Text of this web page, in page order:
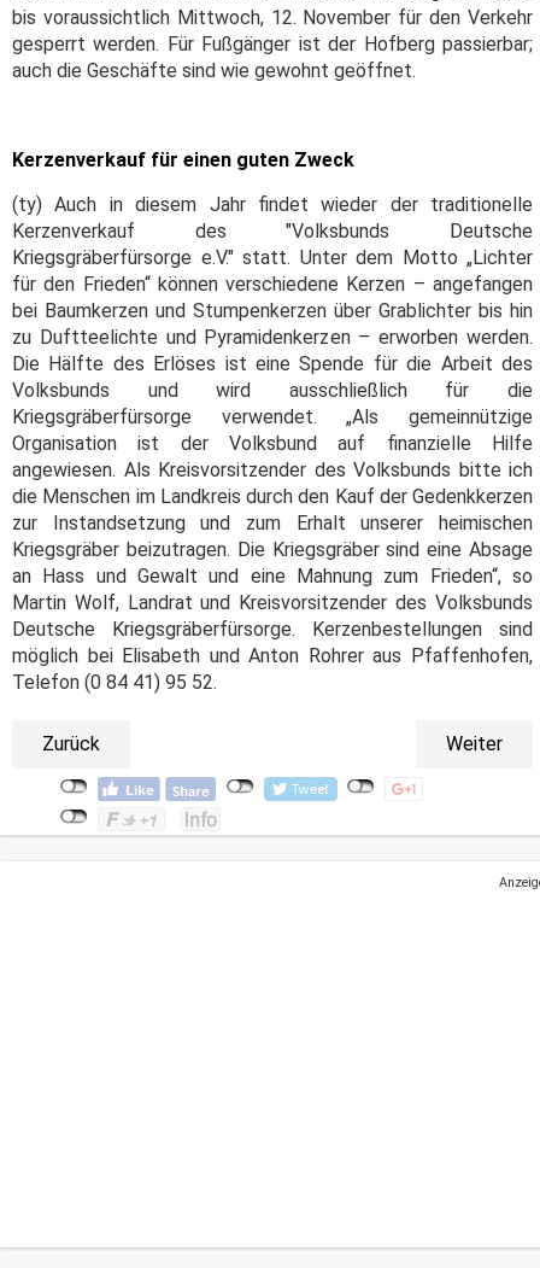
bis voraussichtlich Mittwoch, 12. November für den Verkehr
gesperrt werden. Für Fußgänger ist der Hofberg passierbar;
auch die Geschäfte sind wie gewohnt geöffnet.
Kerzenverkauf für einen guten Zweck
(ty) Auch in diesem Jahr findet wieder der traditionelle
Kerzenverkauf des "Volksbunds Deutsche
Kriegsgräberfürsorge e.V." statt. Unter dem Motto „Lichter
für den Frieden“ können verschiedene Kerzen – angefangen
bei Baumkerzen und Stumpenkerzen über Grablichter bis hin
zu Duftteelichte und Pyramidenkerzen – erworben werden.
Die Hälfte des Erlöses ist eine Spende für die Arbeit des
Volksbunds und wird ausschließlich für die
Kriegsgräberfürsorge verwendet. „Als gemeinnützige
Organisation ist der Volksbund auf finanzielle Hilfe
angewiesen. Als Kreisvorsitzender des Volksbunds bitte ich
die Menschen im Landkreis durch den Kauf der Gedenkkerzen
zur Instandsetzung und zum Erhalt unserer heimischen
Kriegsgräber beizutragen. Die Kriegsgräber sind eine Absage
an Hass und Gewalt und eine Mahnung zum Frieden“, so
Martin Wolf, Landrat und Kreisvorsitzender des Volksbunds
Deutsche Kriegsgräberfürsorge. Kerzenbestellungen sind
möglich bei Elisabeth und Anton Rohrer aus Pfaffenhofen,
Telefon (0 84 41) 95 52.
Zurück Weiter